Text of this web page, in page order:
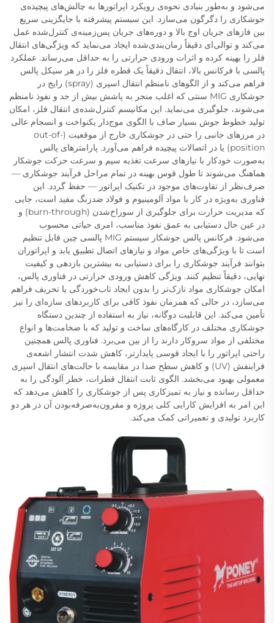
می‌شود و به‌طور بنیادی نحوه‌ی رویکرد اپراتورها به چالش‌های پیچیده‌ی
جوشکاری را دگرگون می‌سازد. این سیستم پیشرفته با جایگزینی سریع
بین فازهای جریان اوج بالا و دوره‌های جریان پس‌زمینه‌ی کنترل‌شده عمل
می‌کند و توالی‌ای دقیقاً زمان‌بندی‌شده ایجاد می‌نماید که ویژگی‌های انتقال
فلز را بهینه کرده و اثرات ورودی حرارتی را به حداقل می‌رساند. عملکرد
پالسی با فرکانس بالا، انتقال دقیقاً یک قطره فلز را در هر سیکل پالس
فراهم می‌کند و از الگوهای نامنظم انتقال اسپری (spray) رایج در
جوشکاری MIG سنتی که اغلب منجر به پاشش بیش از حد و نفوذ نامنظم
می‌شوند، جلوگیری می‌نماید. این مکانیسم کنترل‌شده‌ی انتقال فلز، امکان
تولید خطوط جوش بسیار صاف با الگوی موج‌دار یکنواخت و انسجام عالی
در مرزهای جانبی را حتی در جوشکاری خارج از موقعیت (out-of-
position) یا در اتصالات پیچیده فراهم می‌آورد. پارامترهای پالس
به‌صورت خودکار با نیازهای سرعت تغذیه سیم و سرعت حرکت جوشکار
هماهنگ می‌شوند تا طول قوس بهینه در تمام مراحل فرآیند جوشکاری —
صرف‌نظر از تفاوت‌های موجود در تکنیک اپراتور — حفظ گردد. این
فناوری به‌ویژه در کار با مواد آلومینیوم و فولاد ضدزنگ مفید است، جایی
که مدیریت حرارت برای جلوگیری از سوراخ‌شدن (burn-through) و
در عین حال دستیابی به عمق نفوذ مناسب، امری حیاتی محسوب
می‌شود. فرکانس پالس جوشکار سیستم MIG پالسی چین قابل تنظیم
است تا با ویژگی‌های خاص مواد و نیازهای اتصال تطبیق یابد و اپراتوران
بتوانند فرآیند جوشکاری را برای دستیابی به بیشترین بازدهی و کیفیت
نهایی، دقیقاً تنظیم کنند. ویژگی کاهش ورودی حرارتی در فناوری پالس،
امکان جوشکاری مواد نازک‌تر را بدون ایجاد تاب‌خوردگی یا تحریف فراهم
می‌سازد، در حالی که همزمان نفوذ کافی برای کاربردهای سازه‌ای را نیز
تأمین می‌کند. این قابلیت دوگانه، نیاز به استفاده از چندین دستگاه
جوشکاری مختلف در کارگاه‌های ساخت و تولید که با ضخامت‌ها و انواع
مختلفی از مواد سروکار دارند را از بین می‌برد. فناوری پالس همچنین
راحتی اپراتور را با ایجاد قوسی پایدارتر، کاهش شدت انتشار اشعه‌ی
فرابنفش (UV) و کاهش سطح صدا در مقایسه با حالت‌های انتقال اسپری
معمولی بهبود می‌بخشد. الگوی ثابت انتقال قطرات، خطر آلودگی را به
حداقل رسانده و نیاز به تمیزکاری پس از جوشکاری را کاهش می‌دهد که
این امر به افزایش کارایی کلی پروژه و مقرون‌به‌صرفه‌بودن آن در هر دو
کاربرد تولیدی و تعمیراتی کمک می‌کند.